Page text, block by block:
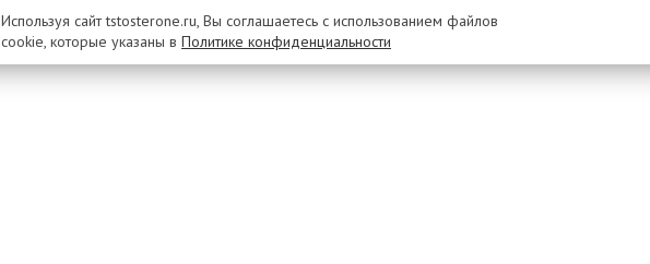
Используя сайт tstosterone.ru, Вы соглашаетесь с использованием файлов
cookie, которые указаны в Политике конфиденциальности